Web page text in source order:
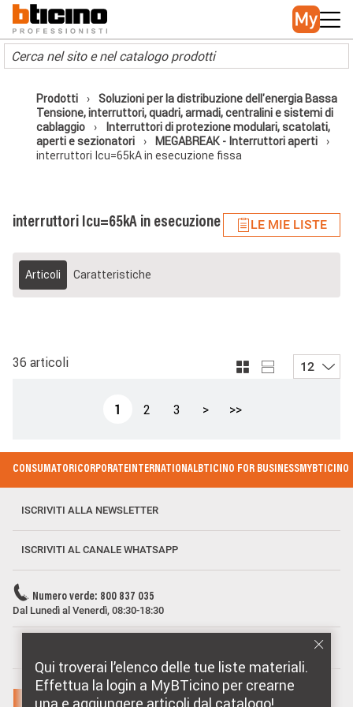
Skip to main content
Main navigation
Prodotti
Soluzioni per la distribuzione dell'energia Bassa
Tensione, interruttori, quadri, armadi, centralini e sistemi di
cablaggio
Interruttori di protezione modulari, scatolati,
aperti e sezionatori
MEGABREAK - Interruttori aperti
interruttori Icu=65kA in esecuzione fissa
interruttori Icu=65kA in esecuzione fissaLE MIE LISTE
Articoli Caratteristiche
36 articoli 12
Pagina attuale
1 Page
2 Page
3 Pagina successiva
> Ultima pagina
>>
Qui troverai l’elenco delle tue liste materiali.
Effettua la login a MyBTicino per crearne
Footer Menu
CONSUMATORICORPORATEINTERNATIONALBTICINO FOR BUSINESSMYBTICINO
ISCRIVITI ALLA NEWSLETTER
ISCRIVITI AL CANALE WHATSAPP
Numero verde: 800 837 035
Dal Lunedì al Venerdì, 08:30-18:30